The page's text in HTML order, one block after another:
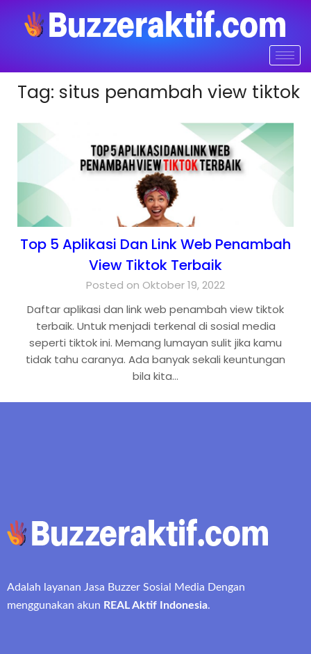
Tag: situs penambah view tiktok
Top 5 Aplikasi Dan Link Web Penambah
View Tiktok Terbaik
Posted on Oktober 19, 2022
Daftar aplikasi dan link web penambah view tiktok
terbaik. Untuk menjadi terkenal di sosial media
seperti tiktok ini. Memang lumayan sulit jika kamu
tidak tahu caranya. Ada banyak sekali keuntungan
bila kita…
Adalah layanan Jasa Buzzer Sosial Media Dengan
menggunakan akun REAL Aktif Indonesia.